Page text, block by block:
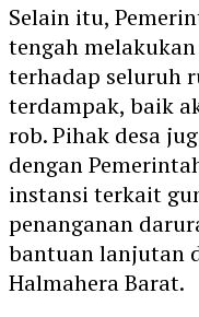
Selain itu,
tengah
terhadap seluruh
terdampak, baik
rob. Pihak desa
dengan
instansi terkait
penanganan
bantuan lanjutan
Halmahera Barat.